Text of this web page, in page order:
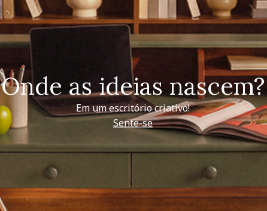
Onde as ideias nascem?
Em um escritório criativo!
Sente-se